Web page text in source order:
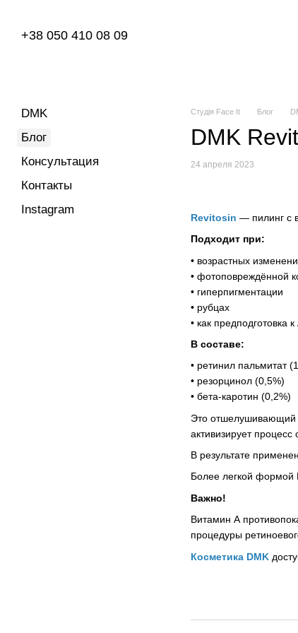
+38 050 410 08 09
Студія Face It Блог
DMK
24 апреля 2023
Revitosin — пилинг с
Подходит при:
• возрастных
• фотоповреждённой
• гиперпигментации
• рубцах
• как предподготовка
В составе:
• ретинил пальмитат
• резорцинол (0,5%)
• бета-каротин (0,2%)
Это отшелушивающий
активизирует
В результате
Более легкой формой
Важно!
​​Витамин А
процедуры
Косметика DMK
DMK
Блог
Консультация
Контакты
Instagram